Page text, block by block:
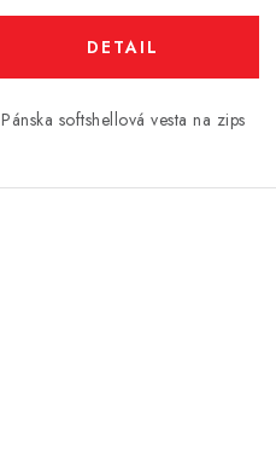
DETAIL
Pánska softshellová vesta na zips